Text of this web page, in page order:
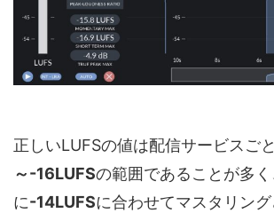
正しいLUFSの値は配信サービスご
～-16LUFSの範囲であることが多
に-14LUFSに合わせてマスタリング